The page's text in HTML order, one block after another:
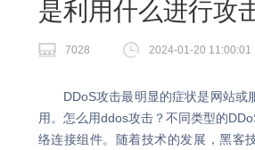
是利用什么进行攻
7028 2024-01-20 11:00:01
DDoS攻击最明显的症状是网站或
用。怎么用ddos攻击？不同类型的
络连接组件。随着技术的发展，黑客